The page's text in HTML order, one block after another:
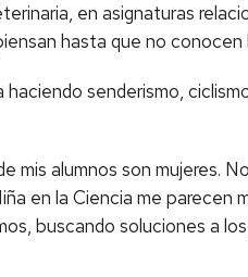
en asignaturas
hasta que no
senderismo,
mis alumnos son mujeres.
en la Ciencia me
buscando soluciones a